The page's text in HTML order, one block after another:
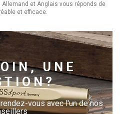
et Anglais vous réponds de
et efficace.
UNE
vous avec l'un de nos